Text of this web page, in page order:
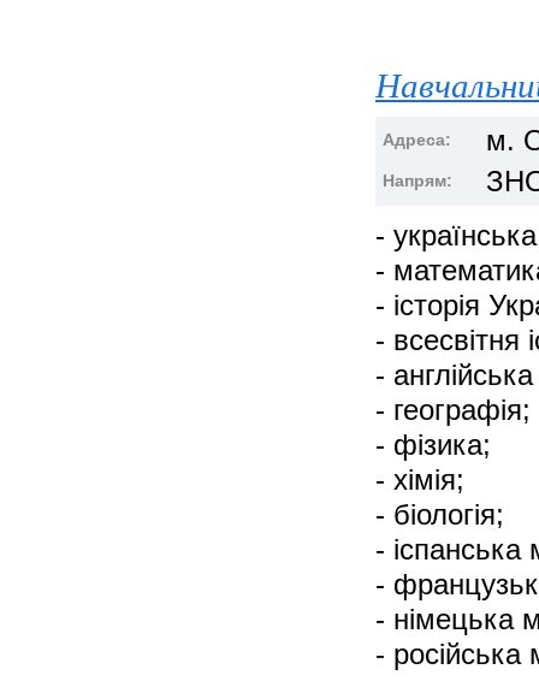
Адреса: м.
Напрям: ЗНО
-
-
- історія
- всесвітня
-
- географія;
- фізика;
- хімія;
- біологія;
- іспанська
-
- німецька
- російська